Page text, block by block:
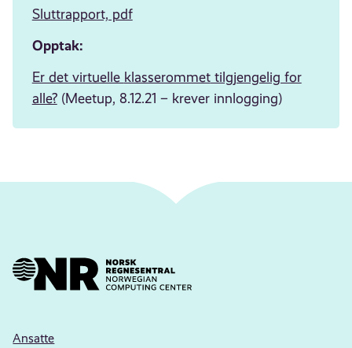
Sluttrapport, pdf
Opptak:
Er det virtuelle klasserommettilgjengelig for
alle?(Meetup, 8.12.21 – krever innlogging)
Ansatte